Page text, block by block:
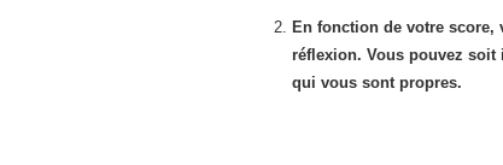
En fonction de votre
réflexion. Vous pouvez
qui vous sont propres.